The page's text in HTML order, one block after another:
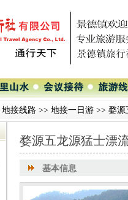
地接线路 >> 地接一日游 >> 婺源
婺源五龙源猛士漂
基本信息